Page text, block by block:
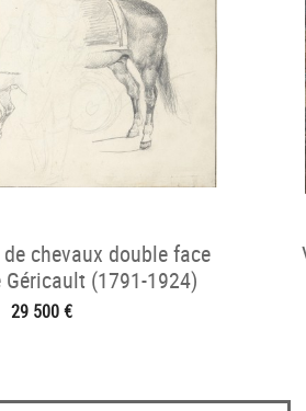
de chevaux double face
Géricault (1791-1924)
29 500 €